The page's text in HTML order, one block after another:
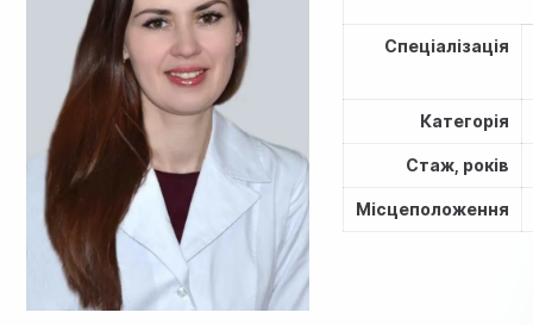
Спеціалізація
Категорія
Стаж, років
Місцеположення